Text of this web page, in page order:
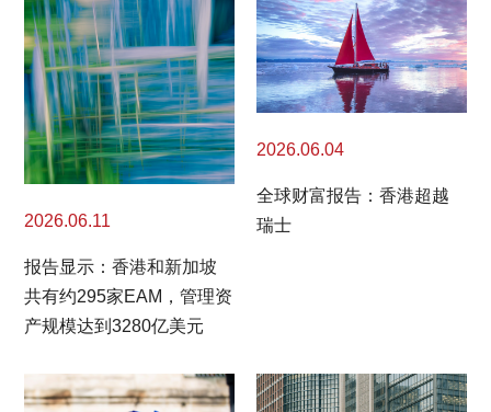
2026.06.11
报告显示：香港和新加坡
共有约295家EAM，管理资
产规模达到3280亿美元
2026.06.04
全球财富报告：香港超越
瑞士